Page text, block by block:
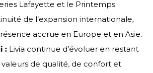
Lafayette et le Printemps.
de l’expansion internationale,
accrue en Europe et en Asie.
: Livia continue d’évoluer en restant
valeurs de qualité, de confort et